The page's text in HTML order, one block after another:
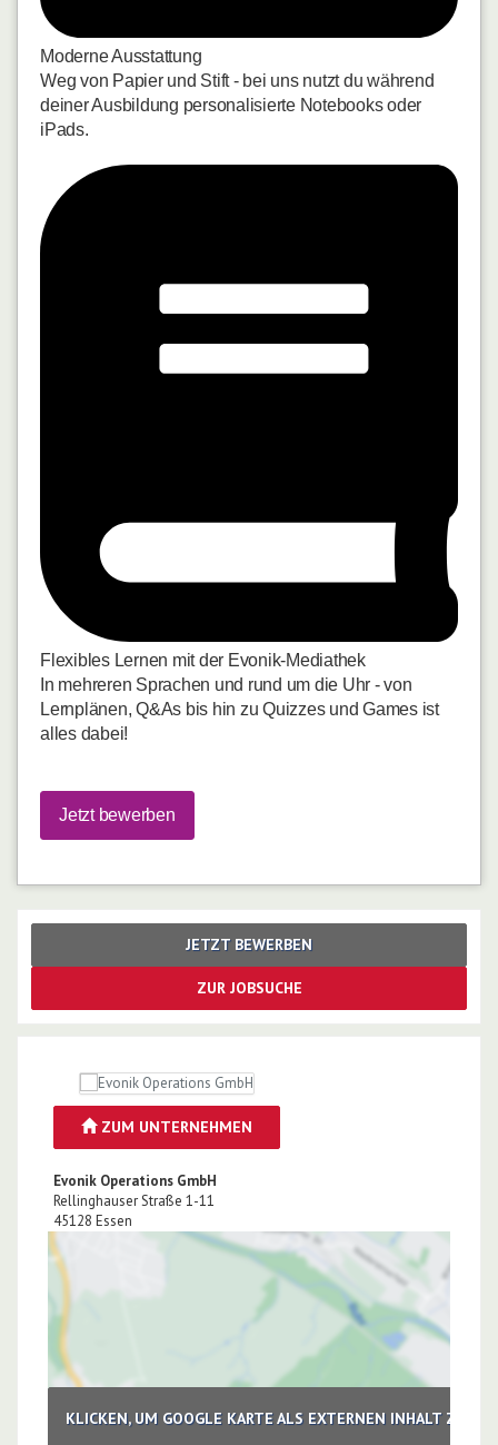
Moderne Ausstattung
Weg von Papier und Stift - bei uns nutzt du während
deiner Ausbildung personalisierte Notebooks oder
iPads.
Flexibles Lernen mit der Evonik-Mediathek
In mehreren Sprachen und rund um die Uhr - von
Lernplänen, Q&As bis hin zu Quizzes und Games ist
alles dabei!
Jetzt bewerben
JETZT BEWERBEN
ZUR JOBSUCHE
ZUM UNTERNEHMEN
Evonik Operations GmbH
Rellinghauser Straße 1-11
45128 Essen
KLICKEN, UM GOOGLE KARTE ALS EXTERNEN INHALT ZU